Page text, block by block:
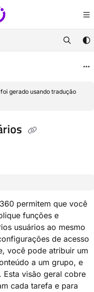
docs.document360.com/
exploring further.
gerado usando tradução
permitem que você
funções e
usuários ao mesmo
de acesso
você pode atribuir um
a um grupo, e
Esta visão geral cobre
cada tarefa e para